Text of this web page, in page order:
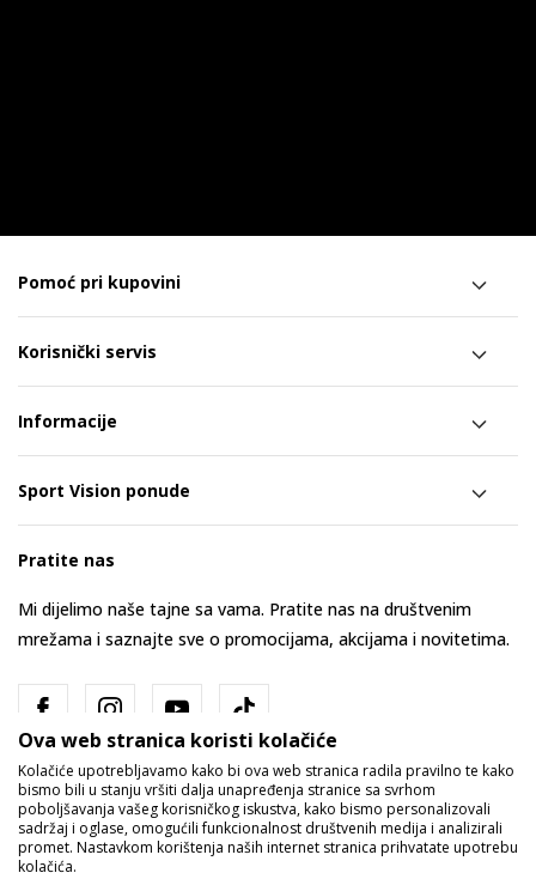
Pomoć pri kupovini
Korisnički servis
Informacije
Sport Vision ponude
Pratite nas
Mi dijelimo naše tajne sa vama. Pratite nas na društvenim
mrežama i saznajte sve o promocijama, akcijama i novitetima.
Bosna i Hercegovina Promijenite
Ova web stranica koristi kolačiće
Kolačiće upotrebljavamo kako bi ova web stranica radila pravilno te kako
bismo bili u stanju vršiti dalja unapređenja stranice sa svrhom
poboljšavanja vašeg korisničkog iskustva, kako bismo personalizovali
sadržaj i oglase, omogućili funkcionalnost društvenih medija i analizirali
promet. Nastavkom korištenja naših internet stranica prihvatate upotrebu
kolačića.